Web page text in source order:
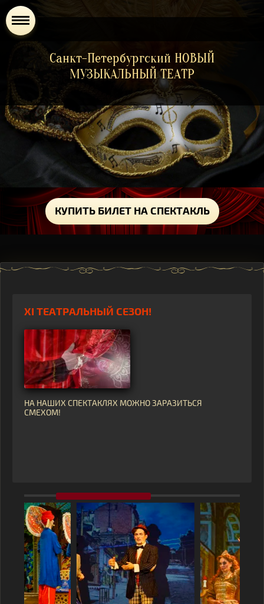
Санкт-Петербургский НОВЫЙ
МУЗЫКАЛЬНЫЙ ТЕАТР
XI ТЕАТРАЛЬНЫЙ СЕЗОН!
НА НАШИХ СПЕКТАКЛЯХ МОЖНО ЗАРАЗИТЬСЯ
СМЕХОМ!